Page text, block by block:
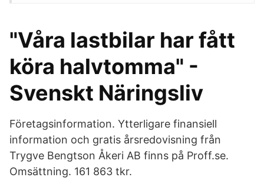
"Våra lastbilar har fått
köra halvtomma" -
Svenskt Näringsliv
Företagsinformation. Ytterligare finansiell
information och gratis årsredovisning från
Trygve Bengtson Åkeri AB finns på Proff.se.
Omsättning. 161 863 tkr.